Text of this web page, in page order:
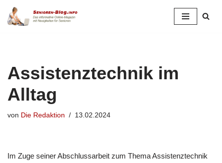
Zum
Assistenztechnik im
Alltag
von Die Redaktion 13.02.2024
Im Zuge seiner Abschlussarbeit zum Thema Assistenztechnik